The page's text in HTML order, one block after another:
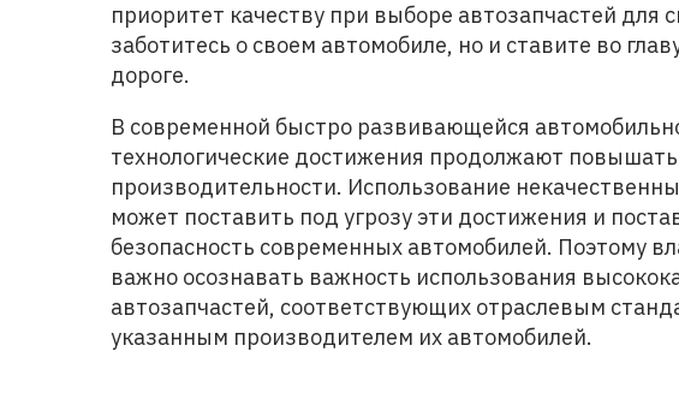
приоритет качеству при выборе автозапчастей для
заботитесь о своем автомобиле, но и ставите во
дороге.
В современной быстро развивающейся
технологические достижения продолжают
производительности. Использование
может поставить под угрозу эти достижения и
безопасность современных автомобилей. Поэтому
важно осознавать важность использования
автозапчастей, соответствующих отраслевым
указанным производителем их автомобилей.